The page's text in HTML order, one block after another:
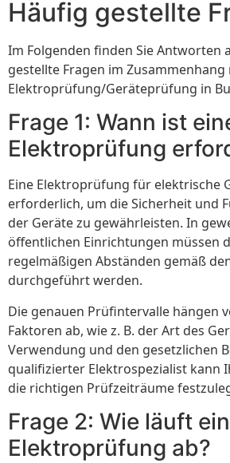
Häufig gestellte
Im Folgenden finden Sie Antworten
gestellte Fragen im Zusammenhang
Elektroprüfung/Geräteprüfung in
Frage 1: Wann ist
Elektroprüfung
Eine Elektroprüfung für elektrische
erforderlich, um die Sicherheit und
der Geräte zu gewährleisten. In
öffentlichen Einrichtungen müssen
regelmäßigen Abständen gemäß
durchgeführt werden.
Die genauen Prüfintervalle hängen
Faktoren ab, wie z. B. der Art des
Verwendung und den gesetzlichen
qualifizierter Elektrospezialist kann
die richtigen Prüfzeiträume
Frage 2: Wie läuft
Elektroprüfung ab?